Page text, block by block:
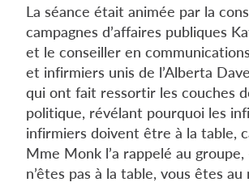
La séance était animée par la
campagnes d’affaires publiques
et le conseiller en
et infirmiers unis de l’Alberta
qui ont fait ressortir les couches
politique, révélant pourquoi les
infirmiers doivent être à la table,
Mme Monk l’a rappelé au groupe,
n’êtes pas à la table, vous êtes au